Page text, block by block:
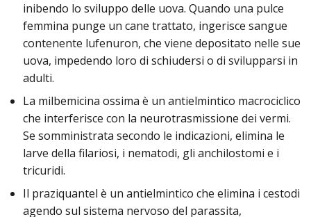
inibendo lo sviluppo delle uova. Quando una pulce
femmina punge un cane trattato, ingerisce sangue
contenente lufenuron, che viene depositato nelle sue
uova, impedendo loro di schiudersi o di svilupparsi in
adulti.
La milbemicina ossima è un antielmintico macrociclico
che interferisce con la neurotrasmissione dei vermi.
Se somministrata secondo le indicazioni, elimina le
larve della filariosi, i nematodi, gli anchilostomi e i
tricuridi.
Il praziquantel è un antielmintico che elimina i cestodi
agendo sul sistema nervoso del parassita,